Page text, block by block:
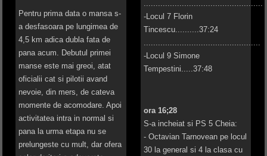
Pentru prima data o mansa s-
a desfasoara pe lungimea de
4,5 km adica dubla fata de
pana acum. Debutul primei
manse este mai greoi, atat
oficialii cat si pilotii avand
nevoie, din mers, de cateva
momente de acomodare. Apoi
activitatea intra in normal si
pana la urma etapa nu se
prelungeste cu mult, dar ofera
-Locul 7 Florin
Tincescu..........37:24
-Locul 9 Simone
Tempestini.....37:48
ora 16;28
S-a incheiat si PS 5 Cheia:
- Octavian Tarnovean pe locul
30 la general si 4 la clasa cu